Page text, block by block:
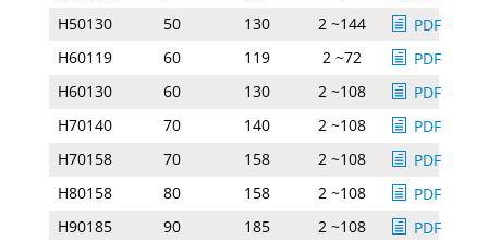
H50130
50 130 2 ~144
PDF
H60119
60 119 2 ~72
PDF
H60130
60 130 2 ~108
PDF
H70140
70 140 2 ~108
PDF
H70158
70 158 2 ~108
PDF
H80158
80 158 2 ~108
PDF
H90185
90 185 2 ~108 PDF